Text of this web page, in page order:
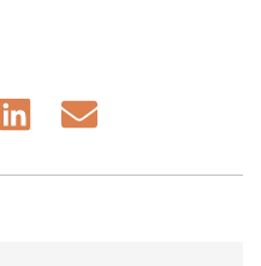
Share
Share